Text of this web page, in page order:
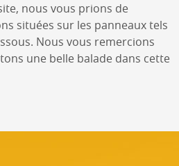
nous vous prions de
situées sur les panneaux tels
Nous vous remercions
une belle balade dans cette